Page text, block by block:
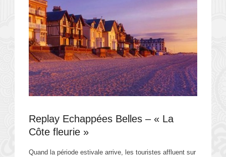
Replay Echappées Belles – « La
Côte fleurie »
Quand la période estivale arrive, les touristes affluent sur